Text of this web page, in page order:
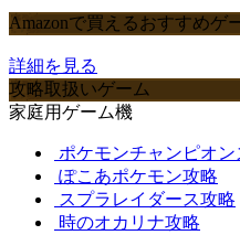
Amazonで買えるおすすめゲ
詳細を見る
攻略取扱いゲーム
家庭用ゲーム機
ポケモンチャンピオン
ぽこあポケモン攻略
スプラレイダース攻略
時のオカリナ攻略